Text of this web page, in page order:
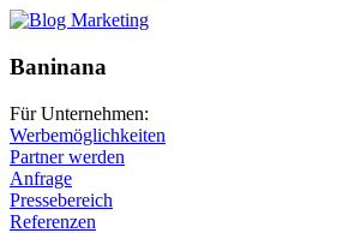
Baninana
Für Unternehmen:
Werbemöglichkeiten
Partner werden
Anfrage
Pressebereich
Referenzen